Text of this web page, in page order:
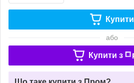
Купити
або
Купити з